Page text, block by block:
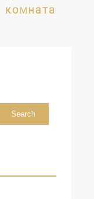
комната